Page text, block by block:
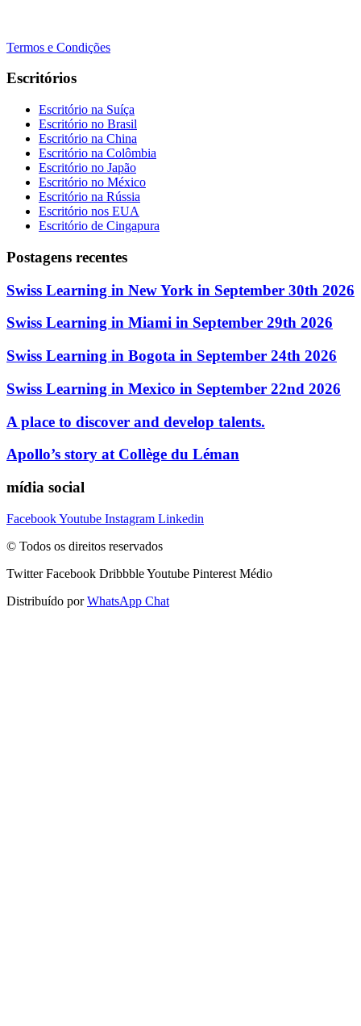
Termos e Condições
Escritórios
Escritório na Suíça
Escritório no Brasil
Escritório na China
Escritório na Colômbia
Escritório no Japão
Escritório no México
Escritório na Rússia
Escritório nos EUA
Escritório de Cingapura
Postagens recentes
Swiss Learning in New York in September 30th 2026
Swiss Learning in Miami in September 29th 2026
Swiss Learning in Bogota in September 24th 2026
Swiss Learning in Mexico in September 22nd 2026
A place to discover and develop talents.
Apollo’s story at Collège du Léman
mídia social
FacebookYoutube Instagram Linkedin
© Todos os direitos reservados
Twitter Facebook DribbbleYoutube Pinterest Médio
Distribuído porWhatsApp Chat